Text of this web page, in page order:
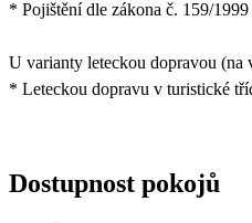
* Pojištění dle zákona č. 159/1999
U varianty leteckou dopravou (na
* Leteckou dopravu v turistické
Dostupnost pokojů